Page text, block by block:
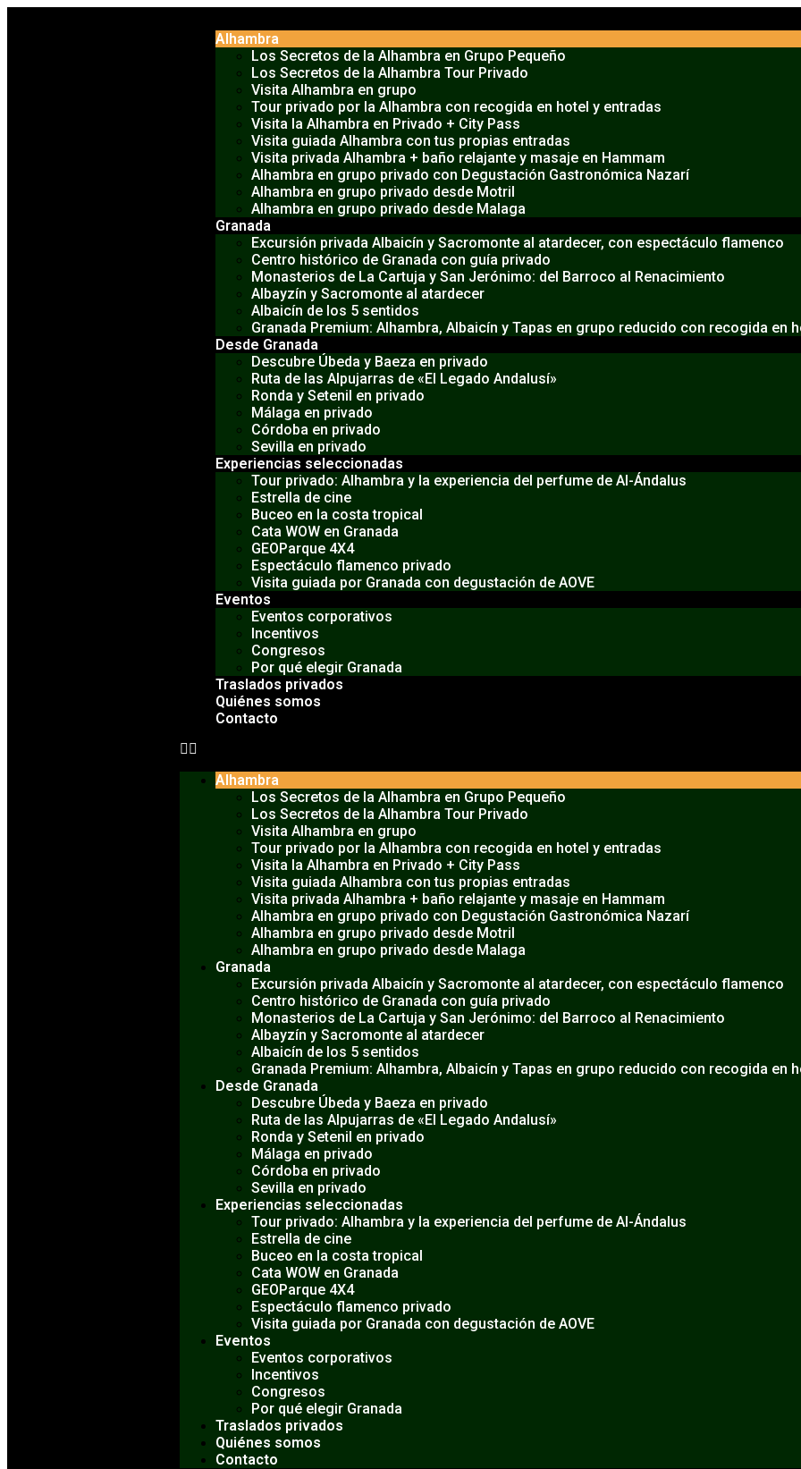
Alhambra
Los Secretos de la Alhambra en Grupo Pequeño
Los Secretos de la Alhambra Tour Privado
Visita Alhambra en grupo
Tour privado por la Alhambra con recogida en hotel y entradas
Visita la Alhambra en Privado + City Pass
Visita guiada Alhambra con tus propias entradas
Visita privada Alhambra + baño relajante y masaje en Hammam
Alhambra en grupo privado con Degustación Gastronómica Nazarí
Alhambra en grupo privado desde Motril
Alhambra en grupo privado desde Malaga
Granada
Excursión privada Albaicín y Sacromonte al atardecer, con espectáculo flamenco
Centro histórico de Granada con guía privado
Monasterios de La Cartuja y San Jerónimo: del Barroco al Renacimiento
Albayzín y Sacromonte al atardecer
Albaicín de los 5 sentidos
Granada Premium: Alhambra, Albaicín y Tapas en grupo reducido con recogida en
Desde Granada
Descubre Úbeda y Baeza en privado
Ruta de las Alpujarras de «El Legado Andalusí»
Ronda y Setenil en privado
Málaga en privado
Córdoba en privado
Sevilla en privado
Experiencias seleccionadas
Tour privado: Alhambra y la experiencia del perfume de Al-Ándalus
Estrella de cine
Buceo en la costa tropical
Cata WOW en Granada
GEOParque 4X4
Espectáculo flamenco privado
Visita guiada por Granada con degustación de AOVE
Eventos
Eventos corporativos
Incentivos
Congresos
Por qué elegir Granada
Traslados privados
Quiénes somos
Contacto
Alhambra
Los Secretos de la Alhambra en Grupo Pequeño
Los Secretos de la Alhambra Tour Privado
Visita Alhambra en grupo
Tour privado por la Alhambra con recogida en hotel y entradas
Visita la Alhambra en Privado + City Pass
Visita guiada Alhambra con tus propias entradas
Visita privada Alhambra + baño relajante y masaje en Hammam
Alhambra en grupo privado con Degustación Gastronómica Nazarí
Alhambra en grupo privado desde Motril
Alhambra en grupo privado desde Malaga
Granada
Excursión privada Albaicín y Sacromonte al atardecer, con espectáculo flamenco
Centro histórico de Granada con guía privado
Monasterios de La Cartuja y San Jerónimo: del Barroco al Renacimiento
Albayzín y Sacromonte al atardecer
Albaicín de los 5 sentidos
Granada Premium: Alhambra, Albaicín y Tapas en grupo reducido con recogida en
Desde Granada
Descubre Úbeda y Baeza en privado
Ruta de las Alpujarras de «El Legado Andalusí»
Ronda y Setenil en privado
Málaga en privado
Córdoba en privado
Sevilla en privado
Experiencias seleccionadas
Tour privado: Alhambra y la experiencia del perfume de Al-Ándalus
Estrella de cine
Buceo en la costa tropical
Cata WOW en Granada
GEOParque 4X4
Espectáculo flamenco privado
Visita guiada por Granada con degustación de AOVE
Eventos
Eventos corporativos
Incentivos
Congresos
Por qué elegir Granada
Traslados privados
Quiénes somos
Contacto